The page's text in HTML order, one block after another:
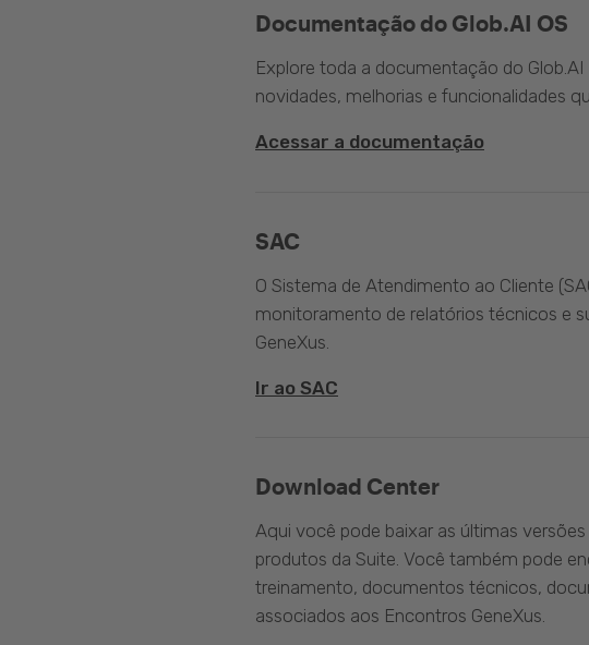
Documentação do Glob.AI OS
Explore toda a documentação do
novidades, melhorias e funcionalidades
Acessar a documentação
SAC
O Sistema de Atendimento ao Cliente
monitoramento de relatórios técnicos e
GeneXus.
Ir ao SAC
Download Center
Aqui você pode baixar as últimas
produtos da Suite. Você também pode
treinamento, documentos técnicos,
associados aos Encontros GeneXus.